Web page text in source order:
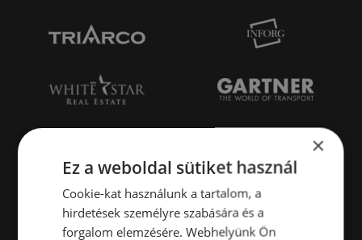
×
Ez a weboldal sütiket használ
Cookie-kat használunk a tartalom, a
hirdetések személyre szabására és a
forgalom elemzésére. Webhelyünk Ön